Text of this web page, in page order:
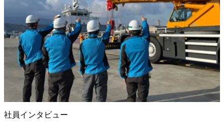
社員インタビュー